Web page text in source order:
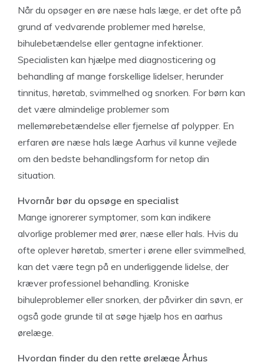
Når du opsøger en øre næse hals læge, er det ofte på
grund af vedvarende problemer med hørelse,
bihulebetændelse eller gentagne infektioner.
Specialisten kan hjælpe med diagnosticering og
behandling af mange forskellige lidelser, herunder
tinnitus, høretab, svimmelhed og snorken. For børn kan
det være almindelige problemer som
mellemørebetændelse eller fjernelse af polypper. En
erfaren øre næse hals læge Aarhus vil kunne vejlede
om den bedste behandlingsform for netop din
situation.
Hvornår bør du opsøge en specialist
Mange ignorerer symptomer, som kan indikere
alvorlige problemer med ører, næse eller hals. Hvis du
ofte oplever høretab, smerter i ørene eller svimmelhed,
kan det være tegn på en underliggende lidelse, der
kræver professionel behandling. Kroniske
bihuleproblemer eller snorken, der påvirker din søvn, er
også gode grunde til at søge hjælp hos en aarhus
ørelæge.
Hvordan finder du den rette ørelæge Århus